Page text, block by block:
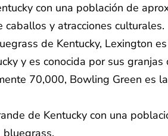
con una población de
y atracciones culturales.
de Kentucky, Lexington
y es conocida por sus
70,000, Bowling Green es
de Kentucky con una
bluegrass.